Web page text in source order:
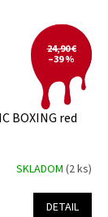
24,90 €
–39 %
BOXING red
SKLADOM (2 ks)
DETAIL